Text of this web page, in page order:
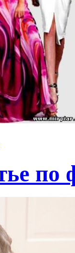
по